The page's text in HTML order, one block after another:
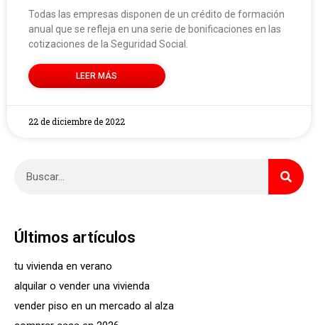
Todas las empresas disponen de un crédito de formación
anual que se refleja en una serie de bonificaciones en las
cotizaciones de la Seguridad Social.
LEER MÁS
22 de diciembre de 2022
Últimos artículos
tu vivienda en verano
alquilar o vender una vivienda
vender piso en un mercado al alza